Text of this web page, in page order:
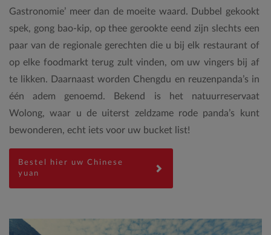
Gastronomie’ meer dan de moeite waard. Dubbel gekookt
spek, gong bao-kip, op thee gerookte eend zijn slechts een
paar van de regionale gerechten die u bij elk restaurant of
op elke foodmarkt terug zult vinden, om uw vingers bij af
te likken. Daarnaast worden Chengdu en reuzenpanda’s in
één adem genoemd. Bekend is het natuurreservaat
Wolong, waar u de uiterst zeldzame rode panda’s kunt
bewonderen, echt iets voor uw bucket list!
Bestel hier uw Chinese
yuan